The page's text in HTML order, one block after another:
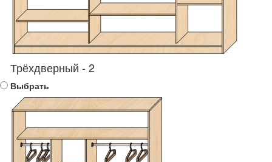
Трёхдверный - 2
Выбрать